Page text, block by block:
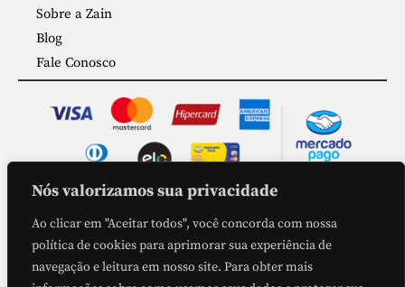
Nós valorizamos sua privacidade
Ao clicar em "Aceitar todos", você concorda com nossa
política de cookies para aprimorar sua experiência de
navegação e leitura em nosso site. Para obter mais
Sobre a Zain
Blog
Fale Conosco